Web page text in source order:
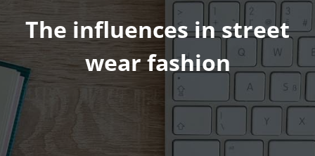
The influences in street
wear fashion